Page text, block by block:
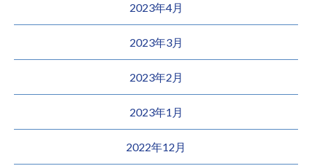
2023年4月
2023年3月
2023年2月
2023年1月
2022年12月